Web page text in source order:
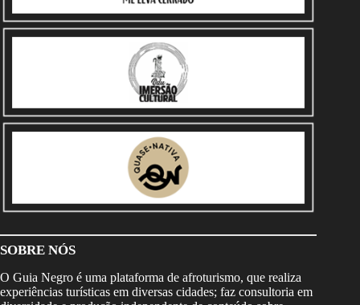
SOBRE NÓS
O Guia Negro é uma plataforma de afroturismo, que realiza
experiências turísticas em diversas cidades; faz consultoria em